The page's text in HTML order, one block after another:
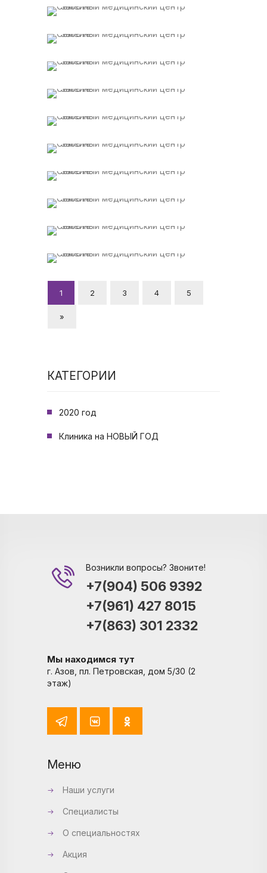
1 2 3 4 5
»
КАТЕГОРИИ
2020 год
Клиника на НОВЫЙ ГОД
Возникли вопросы? Звоните!
+7(904) 506 9392
+7(961) 427 8015
+7(863) 301 2332
Мы находимся тут
г. Азов, пл. Петровская, дом 5/30 (2
этаж)
Меню
Наши услуги
Специалисты
О специальностях
Акция